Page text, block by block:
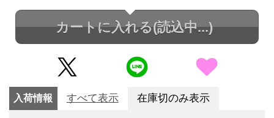
カートに入れる(読込中...)
入荷情報 すべて表示 在庫切のみ表示